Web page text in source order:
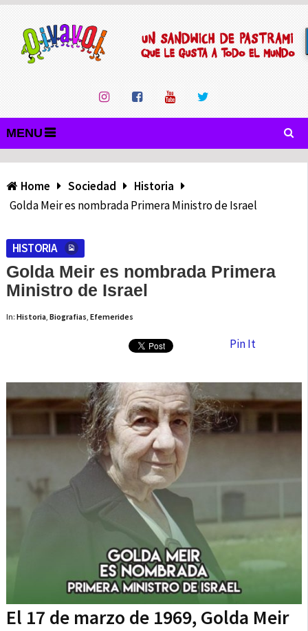
MENU
Home Sociedad
Historia
Golda Meir es nombrada Primera Ministro de Israel
HISTORIA
Golda Meir es nombrada Primera
Ministro de Israel
In: Historia, Biografias, Efemerides
Pin It
El 17 de marzo de 1969, Golda Meir